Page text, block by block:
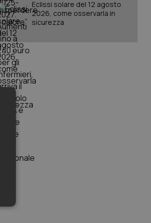
Eclissi solare del 12 agosto
2026, come osservarla in
sicurezza